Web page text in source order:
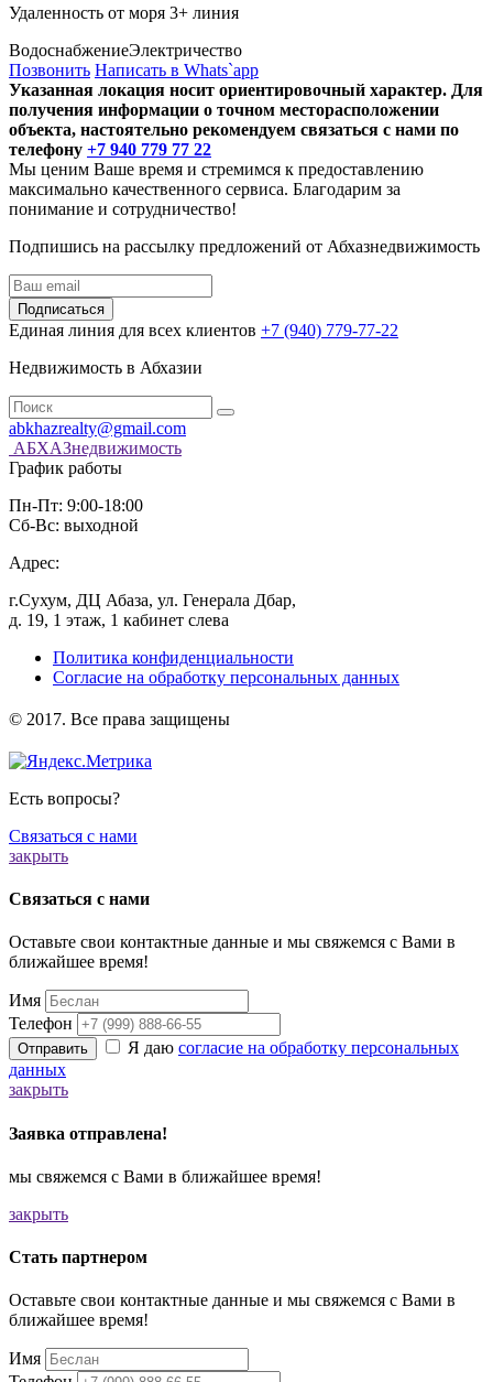
Удаленность от моря 3+ линия
ВодоснабжениеЭлектричество
Позвонить Написать в Whats`app
Указанная локация носит ориентировочный характер. Для
получения информации о точном месторасположении
объекта, настоятельно рекомендуем связаться с нами по
телефону +7 940 779 77 22
Мы ценим Ваше время и стремимся к предоставлению
максимально качественного сервиса. Благодарим за
понимание и сотрудничество!
Подпишись на рассылку предложений от Абхазнедвижимость
Подписаться
Единая линия для всех клиентов +7 (940) 779-77-22
Недвижимость в Абхазии
abkhazrealty@gmail.com
АБХАЗнедвижимость
График работы
Пн-Пт: 9:00-18:00
Сб-Вс: выходной
Адрес:
г.Сухум, ДЦ Абаза, ул. Генерала Дбар,
д. 19, 1 этаж, 1 кабинет слева
Политика конфиденциальности
Согласие на обработку персональных данных
️© 2017. Все права защищены
Есть вопросы?
Связаться с нами
закрыть
Связаться с нами
Оставьте свои контактные данные и мы свяжемся с Вами в
ближайшее время!
Имя
Телефон
Отправить Я даю согласие на обработку персональных
данных
закрыть
Заявка отправлена!
мы свяжемся с Вами в ближайшее время!
закрыть
Стать партнером
Оставьте свои контактные данные и мы свяжемся с Вами в
ближайшее время!
Имя